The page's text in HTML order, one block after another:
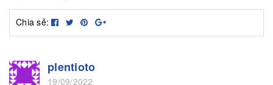
Chia sẻ:
plentioto
19/09/2022